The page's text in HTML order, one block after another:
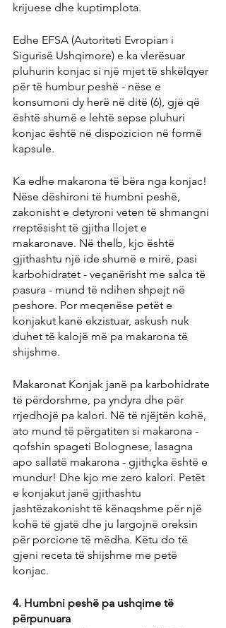
krijuese dhe kuptimplota.
Edhe EFSA (Autoriteti Evropian i
Sigurisë Ushqimore) e ka vlerësuar
pluhurin konjac si një mjet të shkëlqyer
për të humbur peshë - nëse e
konsumoni dy herë në ditë (6), gjë që
është shumë e lehtë sepse pluhuri
konjac është në dispozicion në formë
kapsule.
Ka edhe makarona të bëra nga konjac!
Nëse dëshironi të humbni peshë,
zakonisht e detyroni veten të shmangni
rreptësisht të gjitha llojet e
makaronave. Në thelb, kjo është
gjithashtu një ide shumë e mirë, pasi
karbohidratet - veçanërisht me salca të
pasura - mund të ndihen shpejt në
peshore. Por meqenëse petët e
konjakut kanë ekzistuar, askush nuk
duhet të kalojë më pa makarona të
shijshme.
Makaronat Konjak janë pa karbohidrate
të përdorshme, pa yndyra dhe për
rrjedhojë pa kalori. Në të njëjtën kohë,
ato mund të përgatiten si makarona -
qofshin spageti Bolognese, lasagna
apo sallatë makarona - gjithçka është e
mundur! Dhe kjo me zero kalori. Petët
e konjakut janë gjithashtu
jashtëzakonisht të kënaqshme për një
kohë të gjatë dhe ju largojnë oreksin
për porcione të mëdha. Këtu do të
gjeni receta të shijshme me petë
konjac.
4. Humbni peshë pa ushqime të
përpunuara